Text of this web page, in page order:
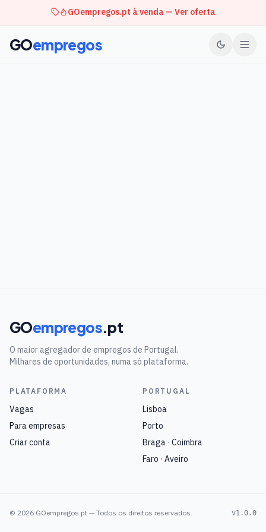
GOempregos.pt à venda — Ver oferta
GOempregos
GOempregos.pt
O maior agregador de empregos de Portugal.
Milhares de oportunidades, numa só plataforma.
PLATAFORMA
Vagas
Para empresas
Criar conta
PORTUGAL
Lisboa
Porto
Braga · Coimbra
Faro · Aveiro
© 2026 GOempregos.pt — Todos os direitos reservados. v1.0.0